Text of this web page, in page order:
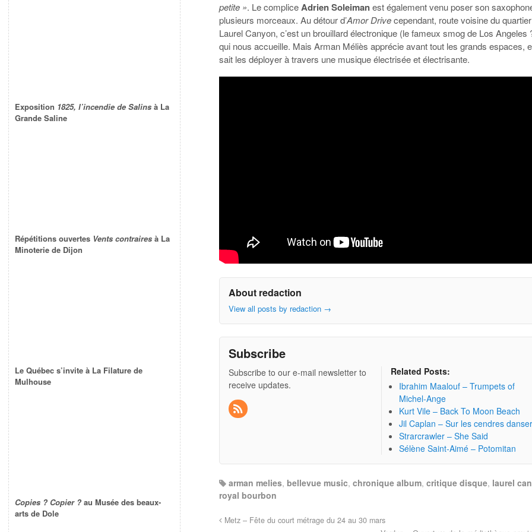
petite ». Le compliceAdrien Soleimanest également venu poser son
plusieurs morceaux. Au détour d’Amor Drivecependant, route voisine du
Laurel Canyon, c’est un brouillard électronique (le fameux smog de Los Angeles
qui nous accueille. Mais Arman Méliès apprécie avant tout les grands espaces,
sait les déployer à travers une musique électrisée et électrisante.
About redaction
View all posts by redaction →
Subscribe
Subscribe to our e-mail newsletter to
receive updates.
Related Posts:
Ibrahim Maalouf – Trumpets of
Michel-Ange
Kurt Vile – Back To Moon Beach
Jil Caplan – Sur les cendres danser
Strarcrawler – She Said
Sélène Saint-Aimé – Potomitan
arman melies, bellevue music,chronique album,critique disque, laurel
royal bourbon
Metz – Fête du court métrage du 24 au 30 mars
Exposition 1825, l’incendie de Salins à La
Grande Saline
Répétitions ouvertes Vents contraires à La
Minoterie de Dijon
Le Québec s’invite à La Filature de
Mulhouse
Copies ? Copier ? au Musée des beaux-
arts de Dole